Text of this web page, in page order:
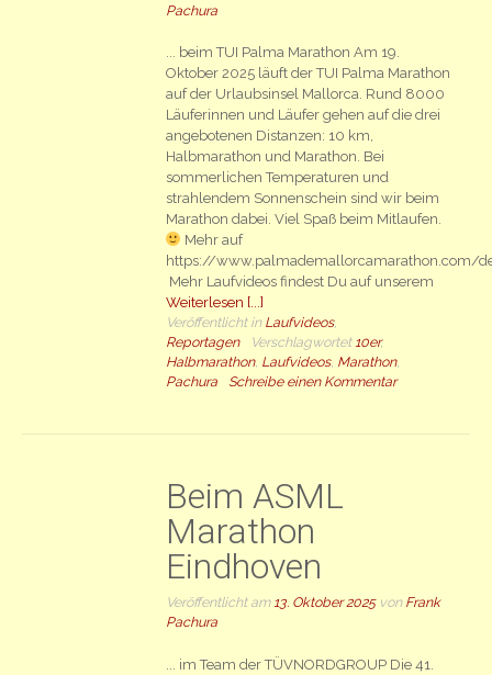
Pachura
... beim TUI Palma Marathon Am 19.
Oktober 2025 läuft der TUI Palma Marathon
auf der Urlaubsinsel Mallorca. Rund 8000
Läuferinnen und Läufer gehen auf die drei
angebotenen Distanzen: 10 km,
Halbmarathon und Marathon. Bei
sommerlichen Temperaturen und
strahlendem Sonnenschein sind wir beim
Marathon dabei. Viel Spaß beim Mitlaufen.
Mehr auf
https://www.palmademallorcamarathon.com/
Mehr Laufvideos findest Du auf unserem
Weiterlesen [...]
Veröffentlicht in Laufvideos,
Reportagen
Verschlagwortet 10er,
Halbmarathon, Laufvideos, Marathon,
Pachura
Schreibe einen Kommentar
Beim ASML
Marathon
Eindhoven
Veröffentlicht am 13. Oktober 2025von Frank
Pachura
... im Team der TÜVNORDGROUP Die 41.